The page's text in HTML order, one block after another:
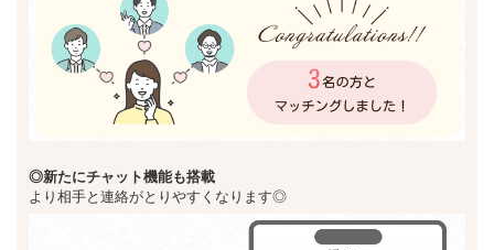
◎新たにチャット機能も搭載
より相手と連絡がとりやすくなります◎